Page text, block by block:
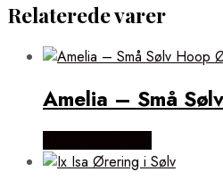
Relaterede varer
Amelia – Små